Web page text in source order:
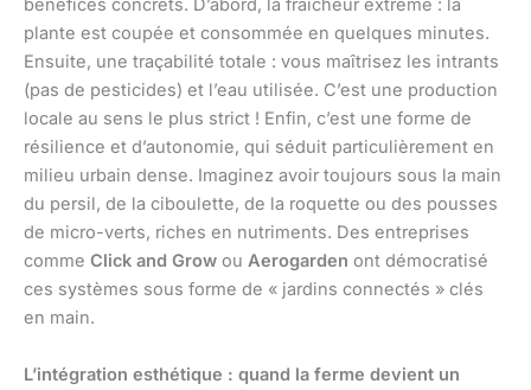
bénéfices concrets. D’abord, la fraîcheur extrême : la
plante est coupée et consommée en quelques minutes.
Ensuite, une traçabilité totale : vous maîtrisez les intrants
(pas de pesticides) et l’eau utilisée. C’est une production
locale au sens le plus strict ! Enfin, c’est une forme de
résilience et d’autonomie, qui séduit particulièrement en
milieu urbain dense. Imaginez avoir toujours sous la main
du persil, de la ciboulette, de la roquette ou des pousses
de micro-verts, riches en nutriments. Des entreprises
comme Click and Grow ou Aerogarden ont démocratisé
ces systèmes sous forme de « jardins connectés » clés
en main.
L’intégration esthétique : quand la ferme devient un